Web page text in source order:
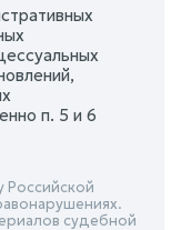
п. 5 и 6
Российской
судебной